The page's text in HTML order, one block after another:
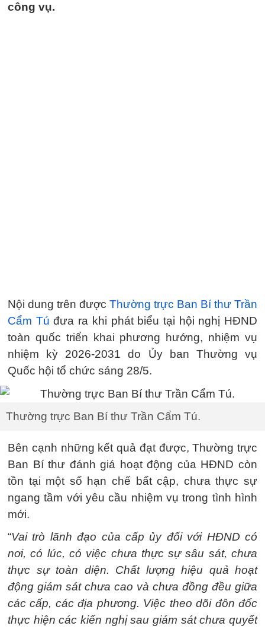
công vụ.
Nội dung trên được Thường trực Ban Bí thư Trần
Cẩm Tú đưa ra khi phát biểu tại hội nghị HĐND
toàn quốc triển khai phương hướng, nhiệm vụ
nhiệm kỳ 2026-2031 do Ủy ban Thường vụ
Quốc hội tổ chức sáng 28/5.
Thường trực Ban Bí thư Trần Cẩm Tú.
Bên cạnh những kết quả đạt được, Thường trực
Ban Bí thư đánh giá hoạt động của HĐND còn
tồn tại một số hạn chế bất cập, chưa thực sự
ngang tầm với yêu cầu nhiệm vụ trong tình hình
mới.
“Vai trò lãnh đạo của cấp ủy đối với HĐND có
nơi, có lúc, có việc chưa thực sự sâu sát, chưa
thực sự toàn diện. Chất lượng hiệu quả hoạt
động giám sát chưa cao và chưa đồng đều giữa
các cấp, các địa phương. Việc theo dõi đôn đốc
thực hiện các kiến nghị sau giám sát chưa quyết